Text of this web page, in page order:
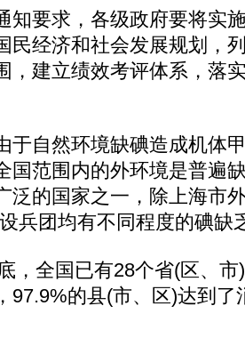
要求，各级政府要将实
民经济和社会发展规划，
，建立绩效考评体系，落
自然环境缺碘造成机体
国范围内的外环境是普遍
泛的国家之一，除上海市
兵团均有不同程度的碘缺
全国已有28个省(区、市)
97.9%的县(市、区)达到了